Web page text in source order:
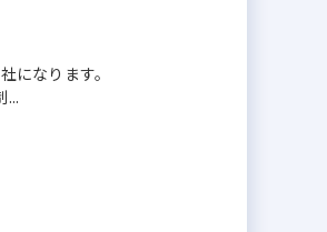
になります。
...